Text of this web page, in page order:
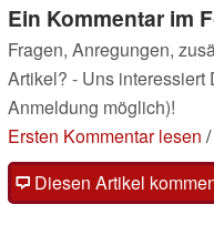
Ein Kommentar im
Fragen, Anregungen,
Artikel? - Uns
Anmeldung möglich)!
Ersten Kommentar lesen /
Diesen Artikel